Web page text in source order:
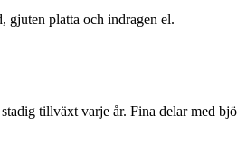
gjuten platta och indragen el.
tillväxt varje år. Fina delar med